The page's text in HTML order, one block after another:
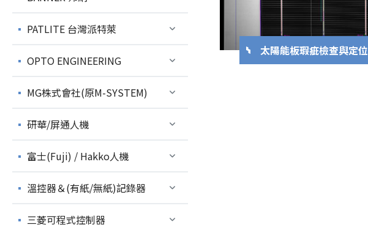
PATLITE 台灣派特萊
OPTO ENGINEERING
MG株式會社(原M-SYSTEM)
研華/屏通人機
富士(Fuji) / Hakko人機
溫控器＆(有紙/無紙)記錄器
三菱可程式控制器
太陽能板瑕疵檢查與定位